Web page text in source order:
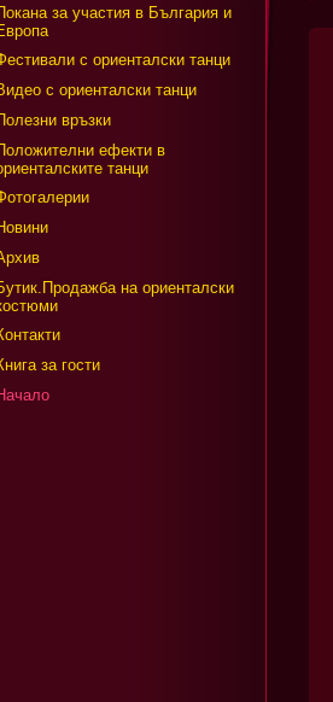
за участия в България и
с ориенталски танци
с ориенталски танци
връзки
ефекти в
танци
на ориенталски
за гости